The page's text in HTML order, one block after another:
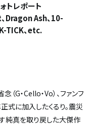
トレポート
Dragon Ash、10-
TICK、etc.
G・Cello・Vo）、ファンフ
式に加入したくるり。震災
純真を取り戻した大傑作